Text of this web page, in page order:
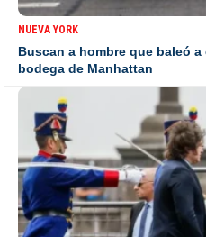
NUEVA YORK
Buscan a hombre que baleó
bodega de Manhattan